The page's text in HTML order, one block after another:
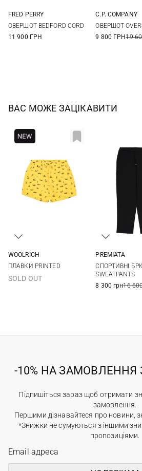
FRED PERRY
ОВЕРШОТ BEDFORD CORD
11 900 ГРН
C.P. COMPANY
ОВЕРШОТ
9 800 ГРН19
ВАС МОЖЕ ЗАЦІКАВИТИ
WOOLRICH
ПЛАВКИ PRINTED
SOLD OUT
56
58
PREMIATA
СПОРТИВНІ
SWEATPANTS
8 300 грн16
-10% НА ЗАМОВЛЕННЯ
Підпишіться зараз щоб отримати
замовлення.
Першими дізнавайтеся про новини,
*Знижки не сумуються з іншими
пропозиціями.